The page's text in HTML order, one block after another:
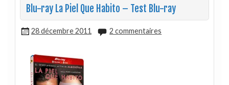
Blu-ray La Piel Que Habito – Test Blu-ray
28 décembre 2011 2 commentaires